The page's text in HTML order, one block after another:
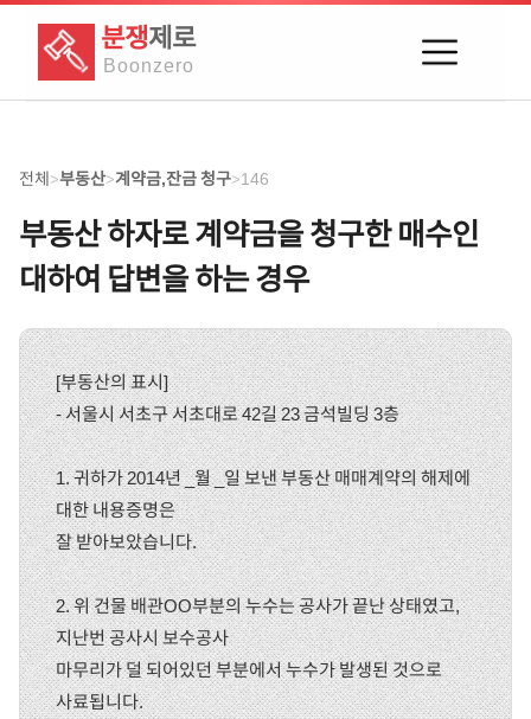
분쟁제로
Boonzero
전체>부동산>계약금,잔금 청구>146
부동산 하자로 계약금을 청구한 매수인
대하여 답변을 하는 경우
[부동산의 표시]
- 서울시 서초구 서초대로 42길 23 금석빌딩 3층
1. 귀하가 2014년 _월 _일 보낸 부동산 매매계약의 해제에
대한 내용증명은
잘 받아보았습니다.
2. 위 건물 배관OO부분의 누수는 공사가 끝난 상태였고,
지난번 공사시 보수공사
마무리가 덜 되어있던 부분에서 누수가 발생된 것으로
사료됩니다.